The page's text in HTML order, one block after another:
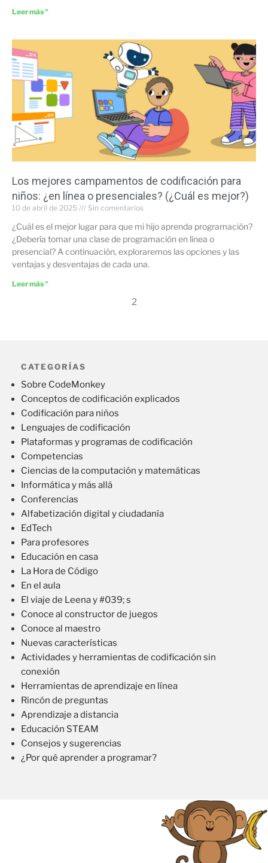
Leer más "
Los mejores campamentos de codificación para
niños: ¿en línea o presenciales? (¿Cuál es mejor?)
10 de abril de 2025 Sin comentarios
¿Cuál es el mejor lugar para que mi hijo aprenda programación?
¿Debería tomar una clase de programación en línea o
presencial? A continuación, exploraremos las opciones y las
ventajas y desventajas de cada una.
Leer más "
2
CATEGORÍAS
Sobre CodeMonkey
Conceptos de codificación explicados
Codificación para niños
Lenguajes de codificación
Plataformas y programas de codificación
Competencias
Ciencias de la computación y matemáticas
Informática y más allá
Conferencias
Alfabetización digital y ciudadanía
EdTech
Para profesores
Educación en casa
La Hora de Código
En el aula
El viaje de Leena y #039; s
Conoce al constructor de juegos
Conoce al maestro
Nuevas características
Actividades y herramientas de codificación sin
conexión
Herramientas de aprendizaje en línea
Rincón de preguntas
Aprendizaje a distancia
Educación STEAM
Consejos y sugerencias
¿Por qué aprender a programar?